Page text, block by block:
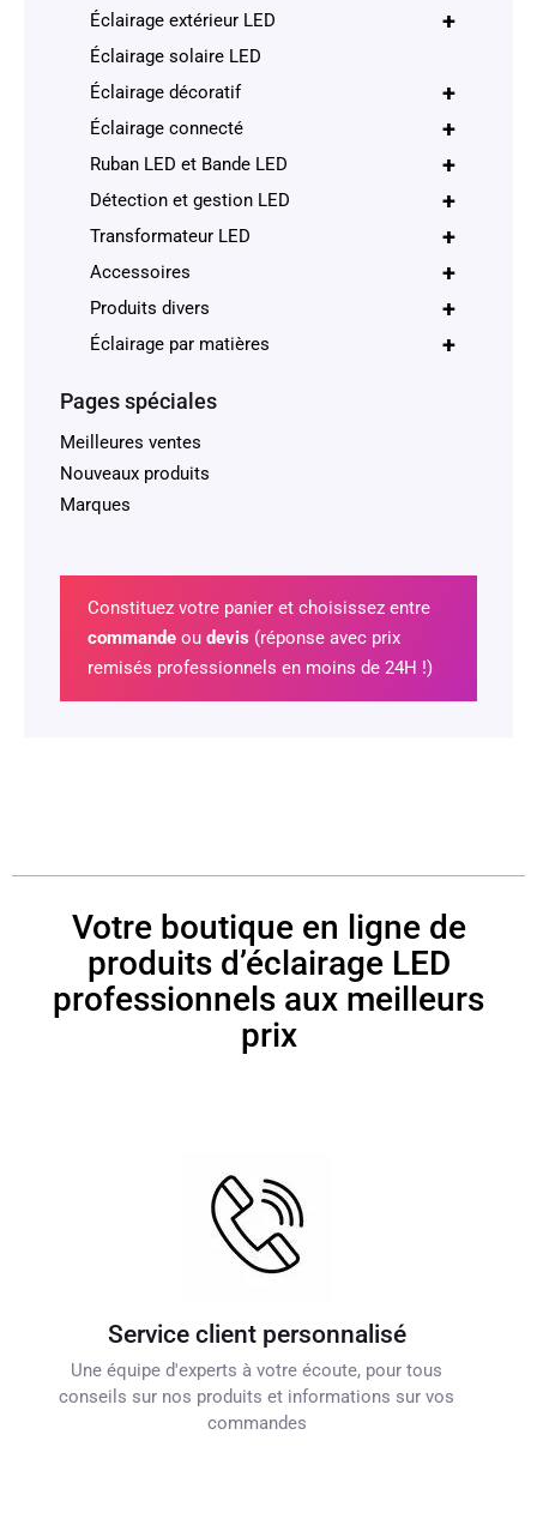
+
Éclairage extérieur LED
Éclairage solaire LED
+
Éclairage décoratif
+
Éclairage connecté
+
Ruban LED et Bande LED
+
Détection et gestion LED
+
Transformateur LED
+
Accessoires
+
Produits divers
+
Éclairage par matières
Pages spéciales
Meilleures ventes
Nouveaux produits
Marques
Constituez votre panier et choisissez entre
commandeou devis (réponse avec prix
remisés professionnels en moins de 24H !)
Votre boutique en ligne de
produits d’éclairage LED
professionnels aux meilleurs
prix
Service client personnalisé
Une équipe d'experts à votre écoute, pour tous
conseils sur nos produits et informations sur vos
commandes